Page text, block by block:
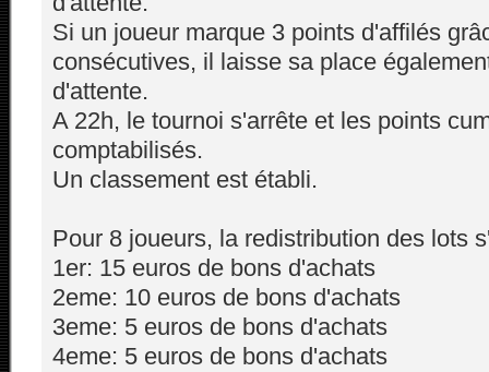
Si un joueur marque 3 points d'affilés
consécutives, il laisse sa place
d'attente.
A 22h, le tournoi s'arrête et les points
comptabilisés.
Un classement est établi.
Pour 8 joueurs, la redistribution des lots
1er: 15 euros de bons d'achats
2eme: 10 euros de bons d'achats
3eme: 5 euros de bons d'achats
4eme: 5 euros de bons d'achats